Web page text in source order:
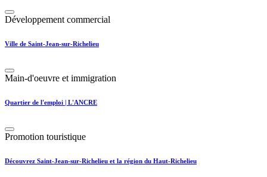
Développement commercial
Ville de Saint-Jean-sur-Richelieu
Main-d'oeuvre et immigration
Quartier de l'emploi | L'ANCRE
Promotion touristique
Découvrez Saint-Jean-sur-Richelieu et la région du Haut-Richelieu